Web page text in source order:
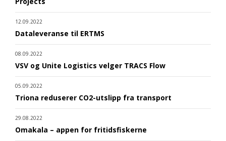
12.09.2022
Dataleveranse til ERTMS
08.09.2022
VSV og Unite Logistics velger TRACS Flow
05.09.2022
Triona reduserer CO2-utslipp fra transport
29.08.2022
Omakala – appen for fritidsfiskerne